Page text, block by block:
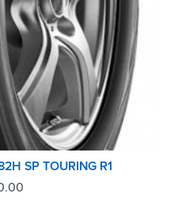
SP TOURING R1